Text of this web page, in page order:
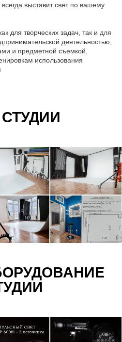
выставит свет по вашему
для творческих задач, так и для
деятельностью,
и предметной съемкой,
использования